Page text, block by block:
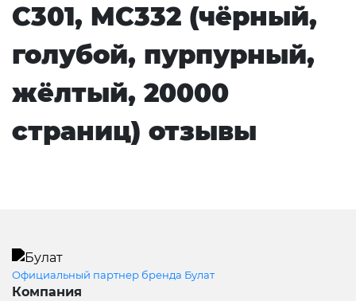
C301, MC332 (чёрный,
голубой, пурпурный,
жёлтый, 20000
страниц) отзывы
Официальный партнер бренда Булат
Компания